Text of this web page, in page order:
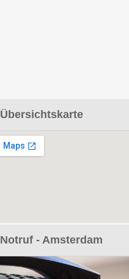
Übersichtskarte
Notruf - Amsterdam